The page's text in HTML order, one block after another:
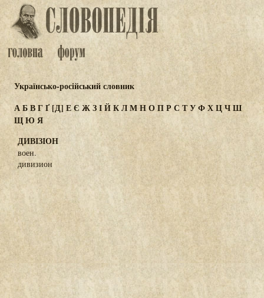
Українсько-російський словник
АБВГҐ[Д] ЕЄ ЖЗІЙКЛМНОПР С ТУФХЦЧШ
ЩЮ Я
ДИВІЗІОН
воен.
дивизион